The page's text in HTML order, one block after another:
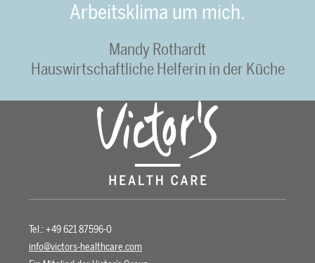
Arbeitsklima um mich.
Mandy Rothardt
Hauswirtschaftliche Helferin in der Küche
Tel.: +49 621 87596-0
info@victors-healthcare.com